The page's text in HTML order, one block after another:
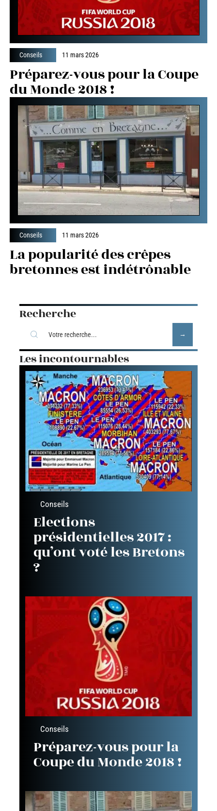
Conseils 11 mars 2026
Préparez-vous pour la Coupe
du Monde 2018 !
Conseils 11 mars 2026
La popularité des crêpes
bretonnes est indétrônable
Recherche
Les incontournables
Conseils
Elections
présidentielles 2017 :
qu’ont voté les Bretons
?
Conseils
Préparez-vous pour la
Coupe du Monde 2018 !